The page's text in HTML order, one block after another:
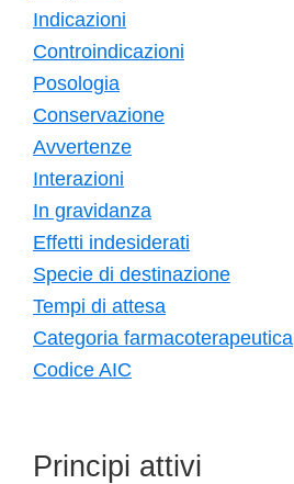
Indicazioni
Controindicazioni
Posologia
Conservazione
Avvertenze
Interazioni
In gravidanza
Effetti indesiderati
Specie di destinazione
Tempi di attesa
Categoria farmacoterapeutica
Codice AIC
Principi attivi